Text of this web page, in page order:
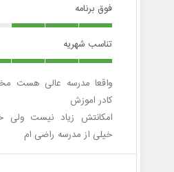
فوق برنامه
تناسب شهریه
واقعا مدرسه عالی هست
کادر اموزش
امکانتش زیاد نیست
خیلی از مدرسه راضی ام